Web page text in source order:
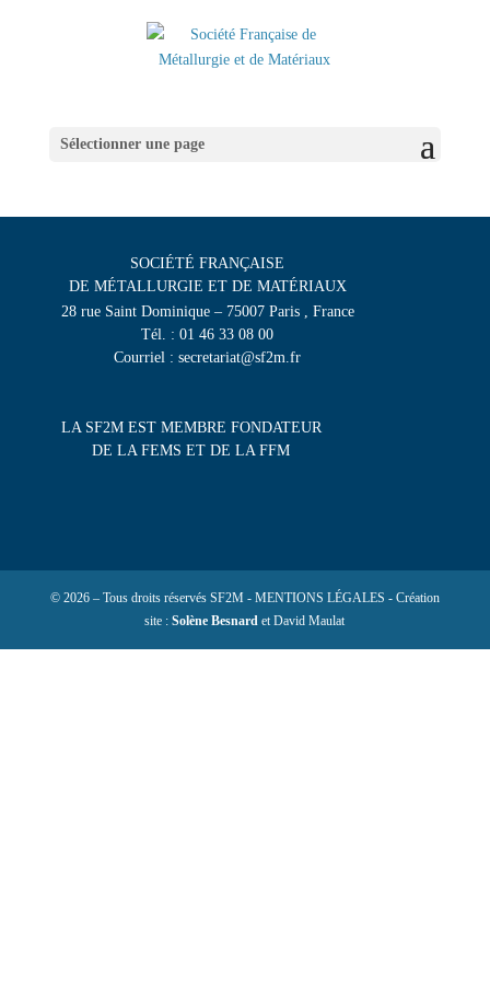
Sélectionner une page
SOCIÉTÉ FRANÇAISE
DE MÉTALLURGIE ET DE MATÉRIAUX
28 rue Saint Dominique – 75007 Paris , France
Tél. : 01 46 33 08 00
Courriel : secretariat@sf2m.fr
LA SF2M EST MEMBRE FONDATEUR
DE LA FEMS ET DE LA FFM
© 2026 – Tous droits réservés SF2M - MENTIONS LÉGALES - Création
site :Solène Besnard et David Maulat